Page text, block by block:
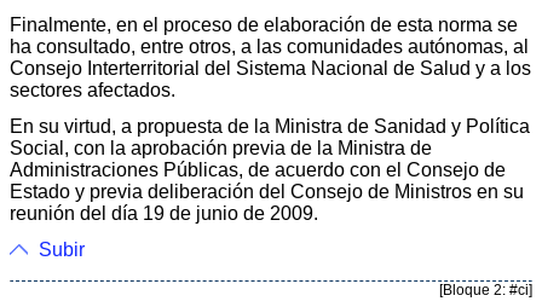
Finalmente, en el proceso de elaboración de esta norma se
ha consultado, entre otros, a las comunidades autónomas, al
Consejo Interterritorial del Sistema Nacional de Salud y a los
sectores afectados.
En su virtud, a propuesta de la Ministra de Sanidad y Política
Social, con la aprobación previa de la Ministra de
Administraciones Públicas, de acuerdo con el Consejo de
Estado y previa deliberación del Consejo de Ministros en su
reunión del día 19 de junio de 2009.
Subir
[Bloque 2: #ci]